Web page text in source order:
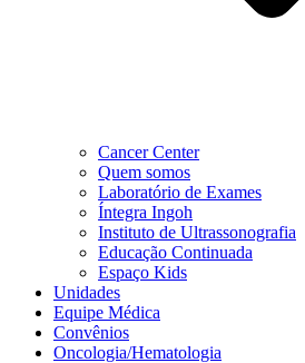
Cancer Center
Quem somos
Laboratório de Exames
Íntegra Ingoh
Instituto de Ultrassonografia
Educação Continuada
Espaço Kids
Unidades
Equipe Médica
Convênios
Oncologia/Hematologia